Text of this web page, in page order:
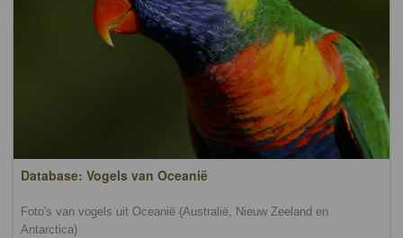
Database: Vogels van Oceanië
Foto's van vogels uit Oceanië (Australië, Nieuw Zeeland en
Antarctica)